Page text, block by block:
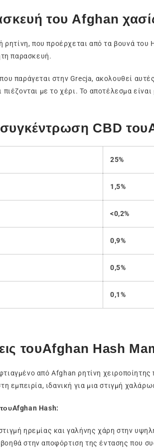
του Afghan
ρητίνη, που προέρχεται από τα βουνά
παρασκευή.
παράγεται στην Grecja, ακολουθεί
πιέζονται με το χέρι. Το αποτέλεσμα
CBD
25%
1,5%
<0,2%
0,9%
0,5%
0,1%
τουAfghan Hash
από Afghan ρητίνη
εμπειρία, ιδανική για μια στιγμή
Hash:
ηρεμίας και γαλήνης χάρη στην
βοηθά στην αποφόρτιση της έντασης που